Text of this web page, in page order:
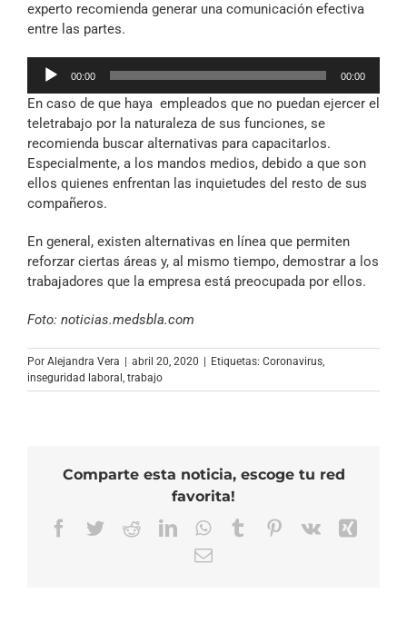
experto recomienda generar una comunicación efectiva
entre las partes.
Reproductor
audio
00:00 00:00
En caso de que haya empleados que no puedan ejercer el
teletrabajo por la naturaleza de sus funciones, se
recomienda buscar alternativas para capacitarlos.
Especialmente, a los mandos medios, debido a que son
ellos quienes enfrentan las inquietudes del resto de sus
compañeros.
En general, existen alternativas en línea que permiten
reforzar ciertas áreas y, al mismo tiempo, demostrar a los
trabajadores que la empresa está preocupada por ellos.
Foto: noticias.medsbla.com
Por Alejandra Vera abril 20, 2020 Etiquetas: Coronavirus,
inseguridad laboral , trabajo
Comparte esta noticia, escoge tu red
favorita!
Facebook
TwitterRedditLinkedInWhatsApp
TumblrPinterest
Vk
Correo